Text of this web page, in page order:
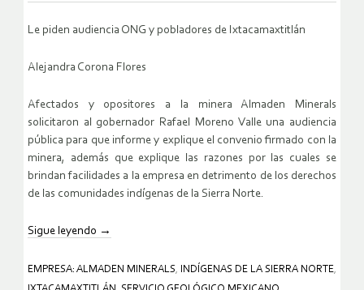
Le piden audiencia ONG y pobladores de Ixtacamaxtitlán
Alejandra Corona Flores
Afectados y opositores a la minera Almaden Minerals
solicitaron al gobernador Rafael Moreno Valle una audiencia
pública para que informe y explique el convenio firmado con la
minera, además que explique las razones por las cuales se
brindan facilidades a la empresa en detrimento de los derechos
de las comunidades indígenas de la Sierra Norte.
Sigue leyendo →
EMPRESA: ALMADEN MINERALS, INDÍGENAS DE LA SIERRA NORTE,